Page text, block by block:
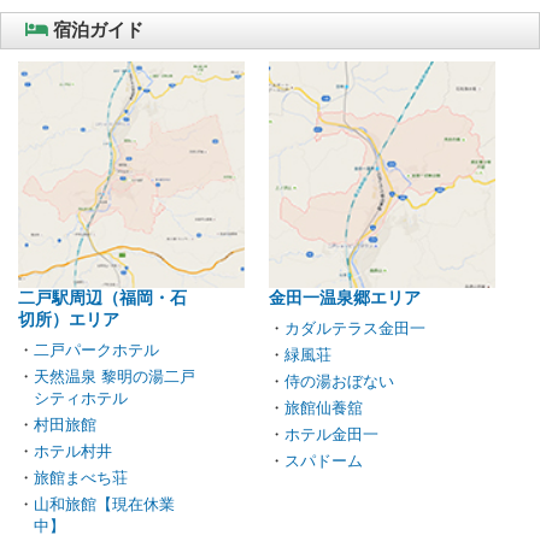
宿泊ガイド
二戸駅周辺（福岡・石
切所）エリア
・ 二戸パークホテル
・ 天然温泉 黎明の湯二戸
シティホテル
・ 村田旅館
・ ホテル村井
・ 旅館まべち荘
・ 山和旅館【現在休業
中】
金田一温泉郷エリア
・ カダルテラス金田一
・緑風荘
・侍の湯おぼない
・旅館仙養舘
・ホテル金田一
・ スパドーム